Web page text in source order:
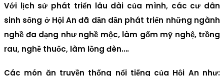
Với lịch sử phát triển lâu dài của mình, các cư dân
sinh sống ở Hội An đã dần dần phát triển những ngành
nghề đa dạng như nghề mộc, làm gốm mỹ nghệ, trồng
rau, nghề thuốc, làm lồng đèn….
Các món ăn truyền thống nổi tiếng của Hội An như: